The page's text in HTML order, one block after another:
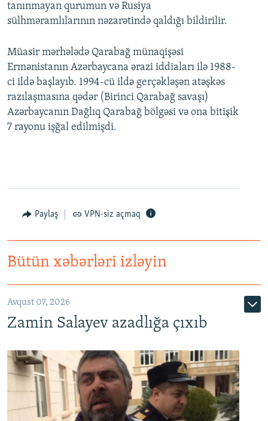
tanınmayan qurumun və Rusiya
sülhməramlılarının nəzarətində qaldığı bildirilir.
Müasir mərhələdə Qarabağ münaqişəsi
Ermənistanın Azərbaycana ərazi iddiaları ilə 1988-
ci ildə başlayıb. 1994-cü ildə gerçəkləşən atəşkəs
razılaşmasına qədər (Birinci Qarabağ savaşı)
Azərbaycanın Dağlıq Qarabağ bölgəsi və ona bitişik
7 rayonu işğal edilmişdi.
Paylaş VPN-siz açmaq
Bütün xəbərləri izləyin
Avqust 07, 2026
Zamin Salayev azadlığa çıxıb